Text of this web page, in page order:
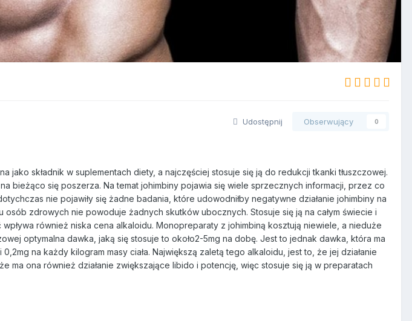
Udostępnij Obserwujący 0
składnik w suplementach diety, a najczęściej stosuje się ją do redukcji tkanki tłuszczowej.
bieżąco się poszerza. Na temat johimbiny pojawia się wiele sprzecznych informacji, przez co
nie pojawiły się żadne badania, które udowodniłby negatywne działanie johimbiny na
zdrowych nie powoduje żadnych skutków ubocznych. Stosuje się ją na całym świecie i
również niska cena alkaloidu. Monopreparaty z johimbiną kosztują niewiele, a nieduże
optymalna dawka, jaką się stosuje to około2-5mg na dobę. Jest to jednak dawka, która ma
na każdy kilogram masy ciała. Największą zaletą tego alkaloidu, jest to, że jej działanie
ma ona również działanie zwiększające libido i potencję, więc stosuje się ją w preparatach